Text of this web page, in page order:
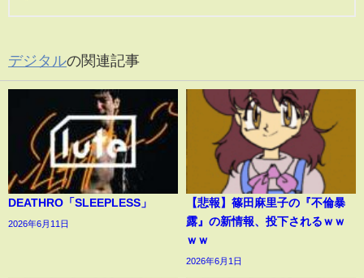
デジタルの関連記事
DEATHRO「SLEEPLESS」
2026年6月11日
【悲報】篠田麻里子の『不倫暴
露』の新情報、投下されるｗｗ
ｗｗ
2026年6月1日